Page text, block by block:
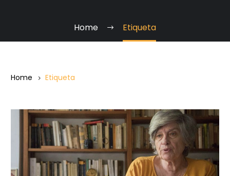
Home Etiqueta
Home Etiqueta
Diario